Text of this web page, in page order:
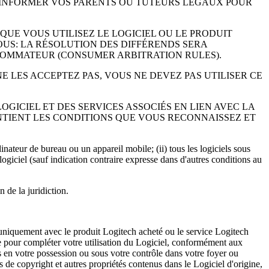
VOS PARENTS OU TUTEURS LÉGAUX POUR
VOUS UTILISEZ LE LOGICIEL OU LE PRODUIT
LA RÉSOLUTION DES DIFFÉRENDS SERA
(CONSUMER ARBITRATION RULES).
LES ACCEPTEZ PAS, VOUS NE DEVEZ PAS UTILISER CE
ET DES SERVICES ASSOCIÉS EN LIEN AVEC LA
LES CONDITIONS QUE VOUS RECONNAISSEZ ET
de bureau ou un appareil mobile; (ii) tous les logiciels sous
(sauf indication contraire expresse dans d'autres conditions au
de la juridiction.
avec le produit Logitech acheté ou le service Logitech
compléter votre utilisation du Logiciel, conformément aux
votre possession ou sous votre contrôle dans votre foyer ou
copyright et autres propriétés contenus dans le Logiciel d'origine,